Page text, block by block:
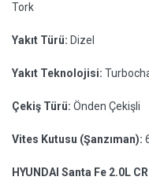
Tork
Yakıt Türü: Dizel
Yakıt Teknolojisi:
Çekiş Türü: Önden Çekişli
Vites Kutusu (Şanzıman):
HYUNDAI Santa Fe 2.0L